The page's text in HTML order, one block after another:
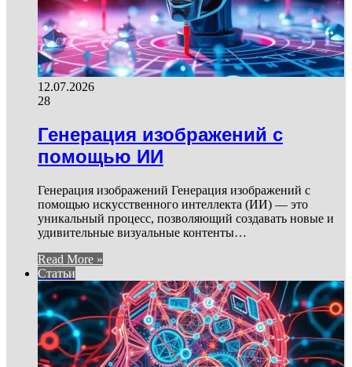
12.07.2026
28
Генерация изображений с
помощью ИИ
Генерация изображений Генерация изображений с
помощью искусственного интеллекта (ИИ) — это
уникальный процесс, позволяющий создавать новые и
удивительные визуальные контенты…
Read More »
Статьи